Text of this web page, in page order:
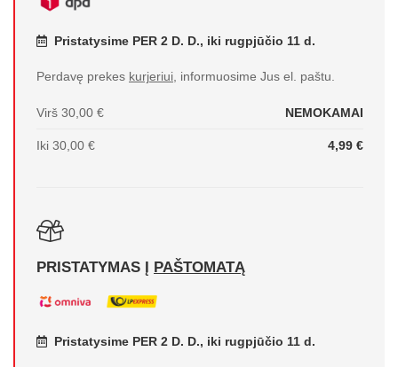
Pristatysime PER 2 D. D., iki rugpjūčio 11 d.
Perdavę prekes kurjeriui , informuosime Jus el. paštu.
Virš 30,00 € NEMOKAMAI
Iki 30,00 € 4,99 €
PRISTATYMAS Į PAŠTOMATĄ
Pristatysime PER 2 D. D., iki rugpjūčio 11 d.